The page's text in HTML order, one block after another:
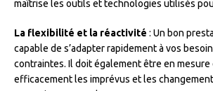
maîtrise les outils et technologies utilisés
La flexibilité et la réactivité : Un bon
capable de s’adapter rapidement à vos
contraintes. Il doit également être en mesure
efficacement les imprévus et les